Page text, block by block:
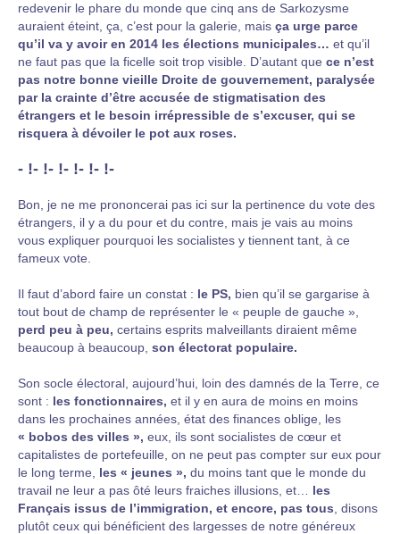
redevenir le phare du monde que cinq ans de Sarkozysme
auraient éteint, ça, c’est pour la galerie, mais ça urge parce
qu’il va y avoir en 2014 les élections municipales… et qu’il
ne faut pas que la ficelle soit trop visible. D’autant que ce n’est
pas notre bonne vieille Droite de gouvernement, paralysée
par la crainte d’être accusée de stigmatisation des
étrangers et le besoin irrépressible de s’excuser, qui se
risquera à dévoiler le pot aux roses.
- !- !- !- !- !- !-
Bon, je ne me prononcerai pas ici sur la pertinence du vote des
étrangers, il y a du pour et du contre, mais je vais au moins
vous expliquer pourquoi les socialistes y tiennent tant, à ce
fameux vote.
Il faut d’abord faire un constat : le PS, bien qu’il se gargarise à
tout bout de champ de représenter le « peuple de gauche »,
perd peu à peu, certains esprits malveillants diraient même
beaucoup à beaucoup, son électorat populaire.
Son socle électoral, aujourd’hui, loin des damnés de la Terre, ce
sont : les fonctionnaires, et il y en aura de moins en moins
dans les prochaines années, état des finances oblige, les
« bobos des villes », eux, ils sont socialistes de cœur et
capitalistes de portefeuille, on ne peut pas compter sur eux pour
le long terme, les « jeunes », du moins tant que le monde du
travail ne leur a pas ôté leurs fraiches illusions, et… les
Français issus de l’immigration, et encore, pas tous , disons
plutôt ceux qui bénéficient des largesses de notre généreux